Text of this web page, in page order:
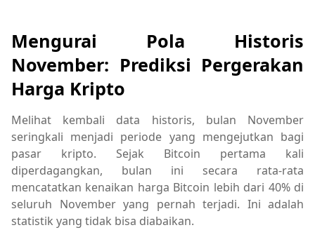
Mengurai Pola Historis
November: Prediksi Pergerakan
Harga Kripto
Melihat kembali data historis, bulan November
seringkali menjadi periode yang mengejutkan bagi
pasar kripto. Sejak Bitcoin pertama kali
diperdagangkan, bulan ini secara rata-rata
mencatatkan kenaikan harga Bitcoin lebih dari 40% di
seluruh November yang pernah terjadi. Ini adalah
statistik yang tidak bisa diabaikan.